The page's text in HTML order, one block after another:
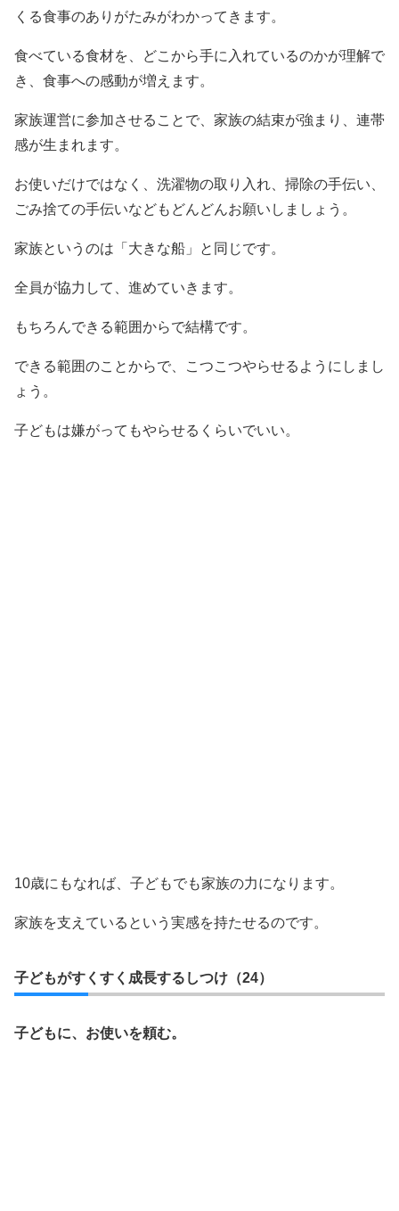
くる食事のありがたみがわかってきます。
食べている食材を、どこから手に入れているのかが理解で
き、食事への感動が増えます。
家族運営に参加させることで、家族の結束が強まり、連帯
感が生まれます。
お使いだけではなく、洗濯物の取り入れ、掃除の手伝い、
ごみ捨ての手伝いなどもどんどんお願いしましょう。
家族というのは「大きな船」と同じです。
全員が協力して、進めていきます。
もちろんできる範囲からで結構です。
できる範囲のことからで、こつこつやらせるようにしまし
ょう。
子どもは嫌がってもやらせるくらいでいい。
10歳にもなれば、子どもでも家族の力になります。
家族を支えているという実感を持たせるのです。
子どもがすくすく成長するしつけ（24）
子どもに、お使いを頼む。